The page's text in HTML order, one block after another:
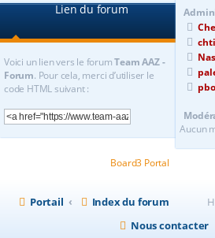
Lien du forum
Voici un lien vers le forumTeam AAZ -
Forum. Pour cela, merci d’utiliser le
code HTML suivant :
Aucun
Board3 Portal
Portail Index du forum
Nous contacter